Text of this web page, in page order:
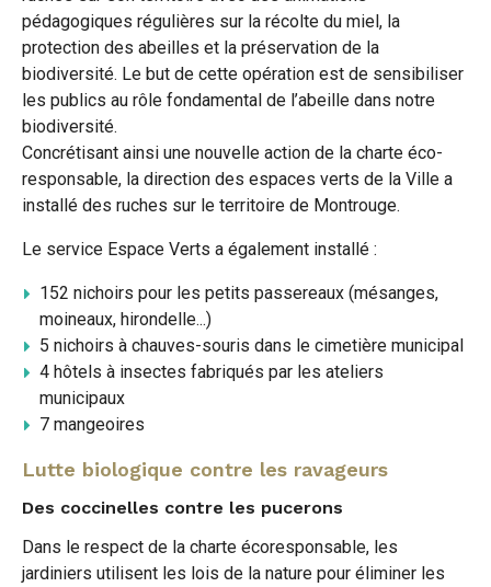
pédagogiques régulières sur la récolte du miel, la
protection des abeilles et la préservation de la
biodiversité. Le but de cette opération est de sensibiliser
les publics au rôle fondamental de l’abeille dans notre
biodiversité.
Concrétisant ainsi une nouvelle action de la charte éco-
responsable, la direction des espaces verts de la Ville a
installé des ruches sur le territoire de Montrouge.
Le service Espace Verts a également installé :
152 nichoirs pour les petits passereaux (mésanges,
moineaux, hirondelle...)
5 nichoirs à chauves-souris dans le cimetière municipal
4 hôtels à insectes fabriqués par les ateliers
municipaux
7 mangeoires
Lutte biologique contre les ravageurs
Des coccinelles contre les pucerons
Dans le respect de la charte écoresponsable, les
jardiniers utilisent les lois de la nature pour éliminer les